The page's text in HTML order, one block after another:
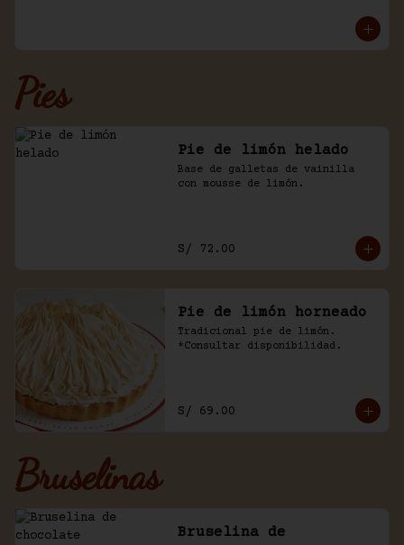
Pies
Pie de limón helado
Base de galletas de vainilla
con mousse de limón.
S/ 72.00
Pie de limón horneado
Tradicional pie de limón.
*Consultar disponibilidad.
S/ 69.00
Bruselinas
Bruselina de